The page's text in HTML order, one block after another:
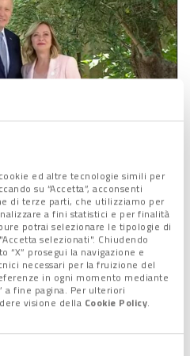
ed altre tecnologie simili per
su “Accetta”, acconsenti
di terze parti, che utilizziamo per
a fini statistici e per finalità
potrai selezionare le tipologie di
selezionati". Chiudendo
“X” prosegui la navigazione e
necessari per la fruizione del
in ogni momento mediante
a fine pagina. Per ulteriori
visione della Cookie Policy.
Meloni accoglie Joe Biden al G7
dossier sul
le questioni economico-
conflitti in atto affrontate dal